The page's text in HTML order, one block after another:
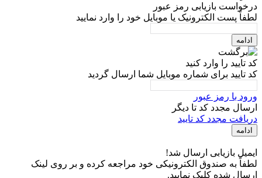
درخواست بازیابی رمز عبور
لطفاً پست الکترونیک یا موبایل خود را وارد نمایید
ادامه
کد تایید را وارد کنید
کد تایید برای شماره موبایل شما ارسال گردید
ورود با رمز عبور
ارسال مجدد کد تا دیگر
دریافت مجدد کد تایید
ادامه
ایمیل بازیابی ارسال شد!
لطفاً به صندوق الکترونیکی خود مراجعه کرده و بر روی لینک
ارسال شده کلیک نمایید.